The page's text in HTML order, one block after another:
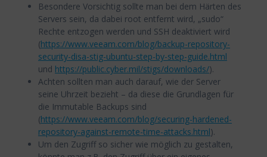
Besondere Vorsichtig sollte man bei dem Härten des
Servers sein, da dabei root entfernt wird, „sudo“
Rechte entzogen werden und SSH deaktiviert wird
(https://www.veeam.com/blog/backup-repository-
security-disa-stig-ubuntu-step-by-step-guide.html
und https://public.cyber.mil/stigs/downloads/).
Achten sollten man auch darauf, wie der Server
seine Uhrzeit bezieht – da diese die Grundlagen für
die Immutable Backups sind
(https://www.veeam.com/blog/securing-hardened-
repository-against-remote-time-attacks.html).
Um den Zugriff so sicher wie möglich zu gestalten,